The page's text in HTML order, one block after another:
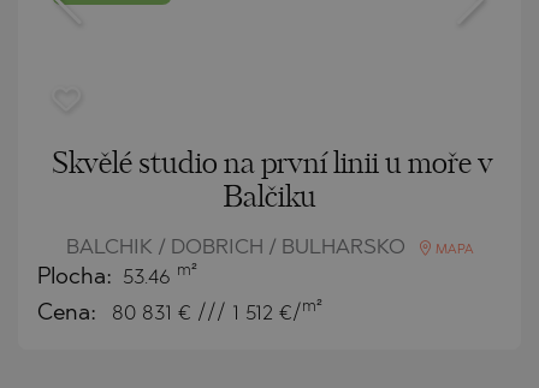
Skvělé studio na první linii u moře v
Balčiku
BALCHIK / DOBRICH / BULHARSKO MAPA
Plocha: 53.46 m²
Cena: 80 831 € /// 1 512 €/ m²